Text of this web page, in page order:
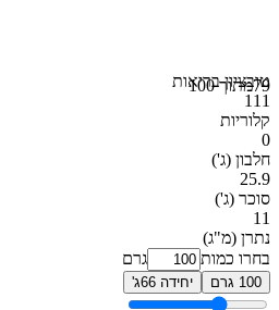
79מתוך 100טובציון בריאות
111
קלוריות
0
חלבון (ג')
25.9
סוכר (ג')
11
נתרן (מ"ג)
בחרו כמות
גרם
100 גרם יחידה 66ג'